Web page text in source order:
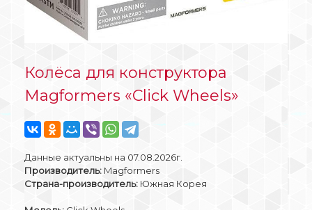
Колёса для конструктора
Magformers «Click Wheels»
Данные актуальны на 07.08.2026г.
Производитель: Magformers
Страна-производитель: Южная Корея